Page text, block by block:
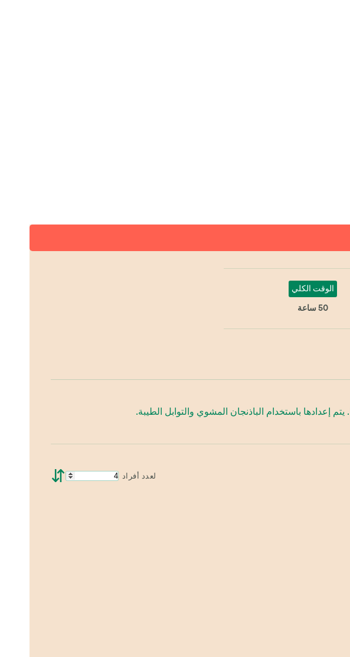
الوقت الكلي
50 ساعة
إعدادها باستخدام الباذنجان المشوي والتوابل الطيبة.
لعدد أفراد ⇵